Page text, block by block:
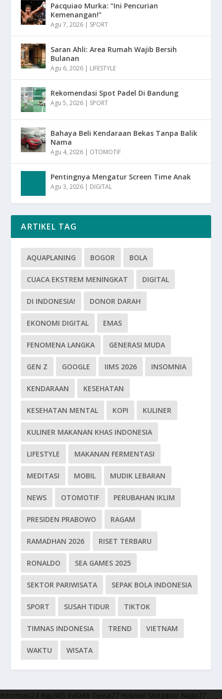
Pacquiao Murka: “Ini Pencurian
Kemenangan!”
Agu 7, 2026 | SPORT
Saran Ahli: Area Rumah Wajib Bersih
Bulanan
Agu 6, 2026 | LIFESTYLE
Rekomendasi Spot Padel Di Bandung
Agu 5, 2026 | SPORT
Bahaya Beli Kendaraan Bekas Tanpa Balik
Nama
Agu 4, 2026 | OTOMOTIF
Pentingnya Mengatur Screen Time Anak
Agu 3, 2026 | DIGITAL
ARTIKEL TAG
AQUAPLANING BOGOR BOLA
CUACA EKSTREM MENINGKAT DIGITAL
DI INDONESIA! DONOR DARAH
EKONOMI DIGITAL EMAS
FENOMENA LANGKA GENERASI MUDA
GEN Z GOOGLE IIMS 2026 INSOMNIA
KENDARAAN KESEHATAN
KESEHATAN MENTAL KOPI KULINER
KULINER MAKANAN KHAS INDONESIA
LIFESTYLE MAKANAN FERMENTASI
MEDITASI MOBIL MUDIK LEBARAN
NEWS OTOMOTIF PERUBAHAN IKLIM
PRESIDEN PRABOWO RAGAM
RAMADHAN 2026 RISET TERBARU
RONALDO SEA GAMES 2025
SEKTOR PARIWISATA SEPAK BOLA INDONESIA
SPORT SUSAH TIDUR TIKTOK
TIMNAS INDONESIA TREND VIETNAM
WAKTU WISATA
Informasi24 Rgo365 Rafa88 Dewa77 Hokiwin Slotgacor Naga77